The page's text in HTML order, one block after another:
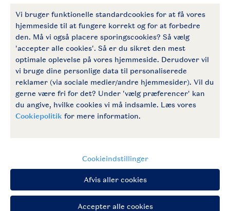
Følg os
facebookinstagram
Generelt
Vilkår og betingelser Privativspolitik © 2026 Landal